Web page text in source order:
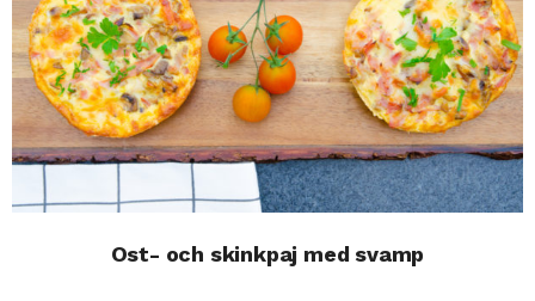
Ost- och skinkpaj med svamp